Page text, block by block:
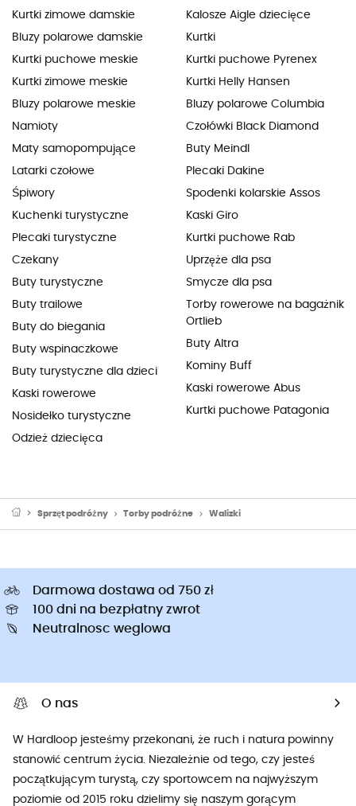
Kurtki zimowe damskie
Bluzy polarowe damskie
Kurtki puchowe meskie
Kurtki zimowe meskie
Bluzy polarowe meskie
Namioty
Maty samopompujące
Latarki czołowe
Śpiwory
Kuchenki turystyczne
Plecaki turystyczne
Czekany
Buty turystyczne
Buty trailowe
Buty do biegania
Buty wspinaczkowe
Buty turystyczne dla dzieci
Kaski rowerowe
Nosidełko turystyczne
Odzież dziecięca
Kalosze Aigle dziecięce
Kurtki
Kurtki puchowe Pyrenex
Kurtki Helly Hansen
Bluzy polarowe Columbia
Czołówki Black Diamond
Buty Meindl
Plecaki Dakine
Spodenki kolarskie Assos
Kaski Giro
Kurtki puchowe Rab
Uprzęże dla psa
Smycze dla psa
Torby rowerowe na bagażnik
Ortlieb
Buty Altra
Kominy Buff
Kaski rowerowe Abus
Kurtki puchowe Patagonia
Sprzęt podróżny Torby podróżne Walizki
Darmowa dostawa od 750 zł
100 dni na bezpłatny zwrot
Neutralnosc weglowa
O nas
W Hardloop jesteśmy przekonani, że ruch i natura powinny
stanowić centrum życia. Niezależnie od tego, czy jesteś
początkującym turystą, czy sportowcem na najwyższym
poziomie od 2015 roku dzielimy się naszym gorącym